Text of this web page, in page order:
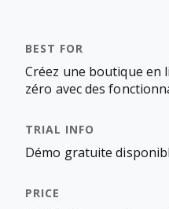
Créez une boutique en
zéro avec des
Démo gratuite